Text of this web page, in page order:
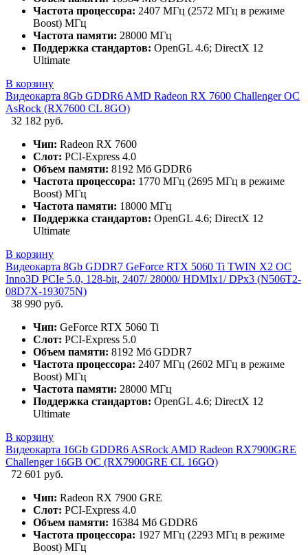
Частота процессора: 2407 МГц (2572 МГц в режиме
Boost) МГц
Частота памяти: 28000 МГц
Поддержка стандартов: OpenGL 4.6; DirectX 12
Ultimate
В корзину
Видеокарта 8Gb GDDR6 AMD Radeon RX 7600 Challenger OC
AsRock (RX7600 CL 8GO)
32 182 руб.
Чип: Radeon RX 7600
Слот: PCI-Express 4.0
Объем памяти: 8192 Мб GDDR6
Частота процессора: 1770 МГц (2695 МГц в режиме
Boost) МГц
Частота памяти: 18000 МГц
Поддержка стандартов: OpenGL 4.6; DirectX 12
Ultimate
В корзину
Видеокарта 8Gb GDDR7 GeForce RTX 5060 Ti TWIN X2 OC
Inno3D PCIe 5.0, 128-bit, 2407/ 28000/ HDMIx1/ DPx3 (N506T2-
08D7X-193075N)
38 990 руб.
Чип: GeForce RTX 5060 Ti
Слот: PCI-Express 5.0
Объем памяти: 8192 Мб GDDR7
Частота процессора: 2407 МГц (2602 МГц в режиме
Boost) МГц
Частота памяти: 28000 МГц
Поддержка стандартов: OpenGL 4.6; DirectX 12
Ultimate
В корзину
Видеокарта 16Gb GDDR6 ASRock AMD Radeon RX7900GRE
Challenger 16GB OC (RX7900GRE CL 16GO)
72 601 руб.
Чип: Radeon RX 7900 GRE
Слот: PCI-Express 4.0
Объем памяти: 16384 Мб GDDR6
Частота процессора: 1927 МГц (2293 МГц в режиме
Boost) МГц